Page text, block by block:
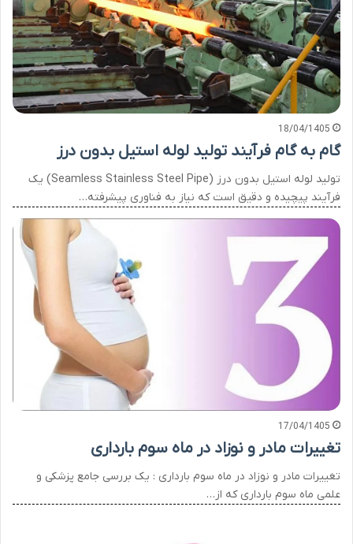
18/04/1405
گام به گام فرآیند تولید لوله استیل بدون درز
تولید لوله استیل بدون درز (Seamless Stainless Steel Pipe) یک
فرآیند پیچیده و دقیق است که نیاز به فناوری پیشرفته…
17/04/1405
تغییرات مادر و نوزاد در ماه سوم بارداری
تغییرات مادر و نوزاد در ماه سوم بارداری : یک بررسی جامع پزشکی و
علمی ماه سوم بارداری که از…